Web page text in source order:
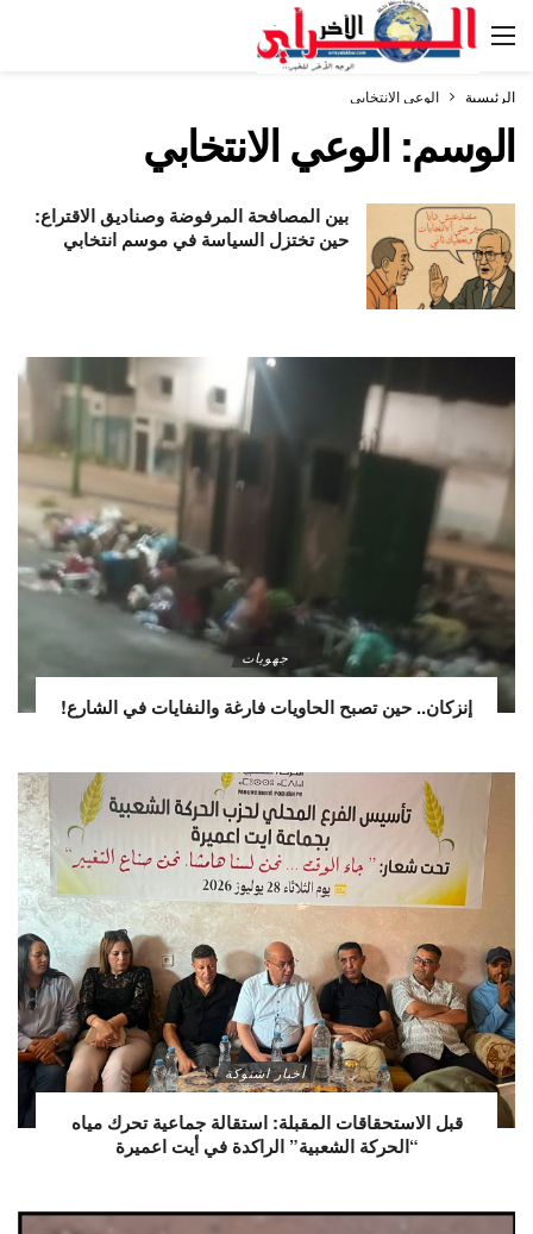
الرئيسية الوعي الانتخابي
الوسم:الوعي الانتخابي
بين المصافحة المرفوضة وصناديق الاقتراع:
حين تختزل السياسة في موسم انتخابي
جهويات
إنزكان.. حين تصبح الحاويات فارغة والنفايات في الشارع!
أخبار اشتوكة
قبل الاستحقاقات المقبلة: استقالة جماعية تحرك مياه
“الحركة الشعبية” الراكدة في أيت اعميرة